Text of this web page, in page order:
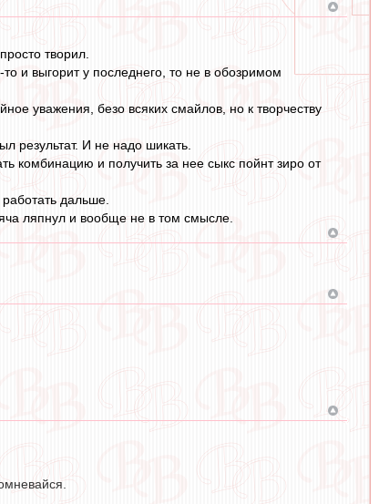
творил.
и выгорит у последнего, то не в обозримом
уважения, безо всяких смайлов, но к творчеству
результат. И не надо шикать.
комбинацию и получить за нее сыкс пойнт зиро от
дальше.
ляпнул и вообще не в том смысле.